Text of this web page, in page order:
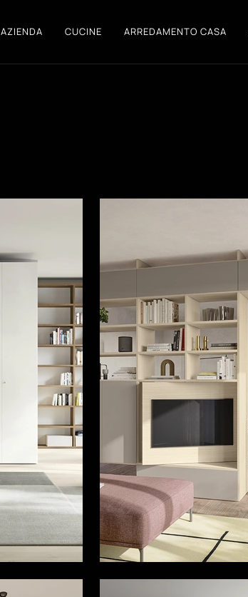
AZIENDA CUCINE ARREDAMENTO CASA